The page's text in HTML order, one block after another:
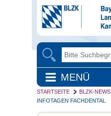
MENÜ
STARTSEITE BLZK-NEWS
INFOTAGEN FACHDENTAL